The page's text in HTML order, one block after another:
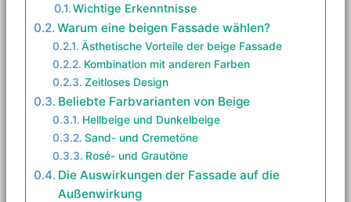
Wichtige Erkenntnisse
Warum eine beigen Fassade wählen?
Ästhetische Vorteile der beige Fassade
Kombination mit anderen Farben
Zeitloses Design
Beliebte Farbvarianten von Beige
Hellbeige und Dunkelbeige
Sand- und Cremetöne
Rosé- und Grautöne
Die Auswirkungen der Fassade auf die
Außenwirkung